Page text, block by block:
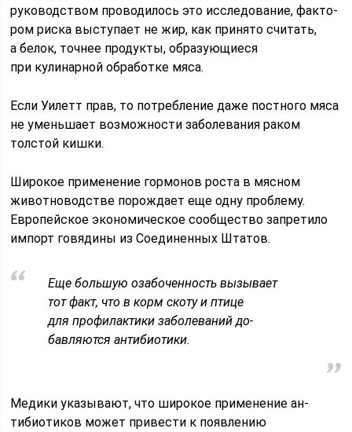
руководством про­водилось это исследование, факто­
ром риска выступает не жир, как при­нято считать,
а белок, точнее продук­ты, образующиеся
при кулинарной обработке мяса.
Если Уилетт прав, то потребление даже постного мяса
не уменьшает возможности заболевания раком
толстой кишки.
Широкое применение гормонов роста в мясном
животноводстве по­рождает еще одну проблему.
Европейское экономическое сообщество запретило
импорт го­вядины из Соединенных Штатов.
Еще большую озабоченность вызыва­ет
тот факт, что в корм скоту и птице
для профилактики заболеваний до­
бавляются антибиотики.
Медики ука­зывают, что широкое применение ан­
тибиотиков может привести к появле­нию